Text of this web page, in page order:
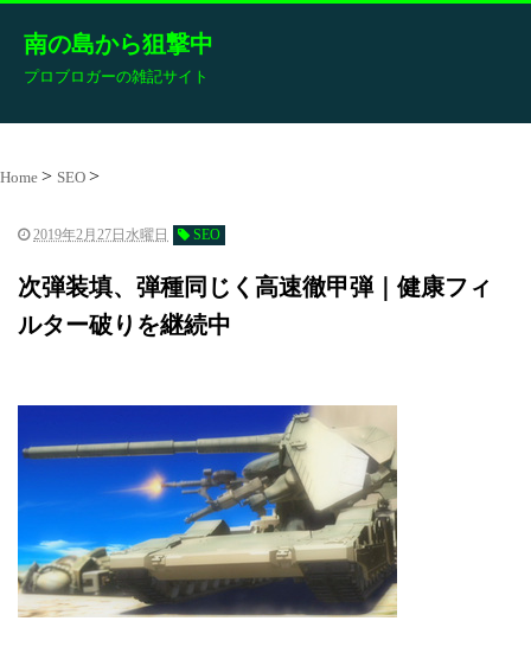
南の島から狙撃中
プロブロガーの雑記サイト
Home SEO
2019年2月27日水曜日 SEO
次弾装填、弾種同じく高速徹甲弾｜健康フィ
ルター破りを継続中